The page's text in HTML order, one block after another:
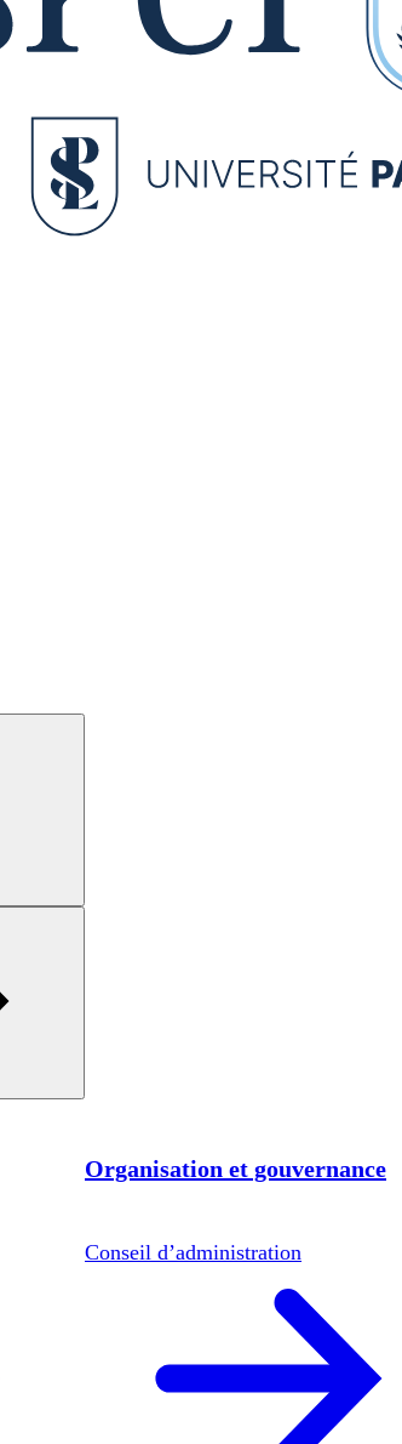
Organisation et gouvernance
Conseil d’administration